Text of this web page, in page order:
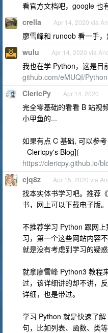
看官方文档吧，google 也
crella Apr 14, 2020 via
廖雪峰和 runoob 看一手
wulu Apr 14, 2020 via
我也在学 Python，这是目
github.com/eMUQI/
ClericPy Apr 14, 2020
完全零基础的看看 B 站视
小甲鱼的...
如果有点 C 基础, 可以参
- Clericpy's Blog](
https://clericpy.github.io/
cjq8z Apr 15, 2020 via
找本实体书学习吧。推荐
书，网上可以下载电子版。
不推荐学习 Python 跟网
习，第一个这些网站内容
就是没有考虑到学习的疑惑
就拿廖雪峰 Python3 教程
过，该详细讲的却不讲，
详细，也是带过。
学习 Python 就是快速了
句，比如列表、函数、类